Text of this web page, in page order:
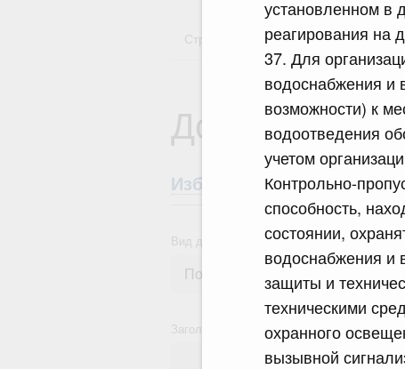
установленном в
реагирования на
37. Для
водоснабжения и
возможности) к
водоотведения
учетом
Контрольно-
способность,
состоянии,
водоснабжения и
защиты и
техническими
охранного
вызывной
Стратегии Государственные
Документы
Избранные документы со
Вид документа
Заголовок или текст документа